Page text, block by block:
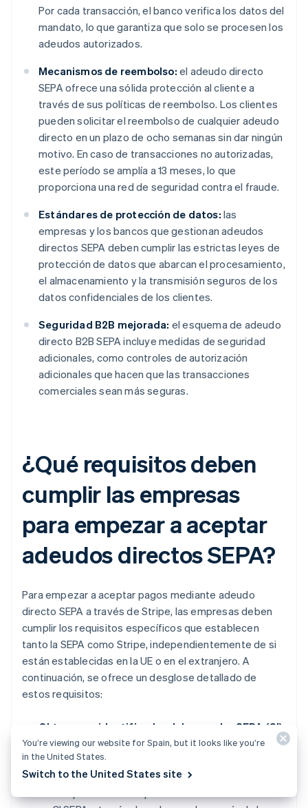
Por cada transacción, el banco verifica los datos del
mandato, lo que garantiza que solo se procesen los
adeudos autorizados.
Mecanismos de reembolso: el adeudo directo
SEPA ofrece una sólida protección al cliente a
través de sus políticas de reembolso. Los clientes
pueden solicitar el reembolso de cualquier adeudo
directo en un plazo de ocho semanas sin dar ningún
motivo. En caso de transacciones no autorizadas,
este período se amplía a 13 meses, lo que
proporciona una red de seguridad contra el fraude.
Estándares de protección de datos: las
empresas y los bancos que gestionan adeudos
directos SEPA deben cumplir las estrictas leyes de
protección de datos que abarcan el procesamiento,
el almacenamiento y la transmisión seguros de los
datos confidenciales de los clientes.
Seguridad B2B mejorada: el esquema de adeudo
directo B2B SEPA incluye medidas de seguridad
adicionales, como controles de autorización
adicionales que hacen que las transacciones
comerciales sean más seguras.
¿Qué requisitos deben
cumplir las empresas
para empezar a aceptar
adeudos directos SEPA?
Para empezar a aceptar pagos mediante adeudo
directo SEPA a través de Stripe, las empresas deben
cumplir los requisitos específicos que establecen
tanto la SEPA como Stripe, independientemente de si
están establecidas en la UE o en el extranjero. A
continuación, se ofrece un desglose detallado de
estos requisitos:
Obtener un identificador del acreedor SEPA (CI)
y una cuenta bancaria compatible:las empresas
europeas necesitan un CI SEPA, un identificador
único que les permite cobrar pagos en toda Europa.
You’re viewing our website for Spain, but it looks like you’re
in the United States.
Switch to the United States site